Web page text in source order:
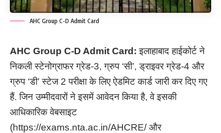
AHC Group C-D Admit Card
AHC Group C-D Admit Card: इलाहाबाद हाईकोर्ट ने
निकली स्टेनोग्राफर ग्रेड-3, ग्रुप ‘सी’, ड्राइवर ग्रेड-4 और
ग्रुप ‘डी’ स्टेज 2 परीक्षा के लिए ऐडमिट कार्ड जारी कर दिए गए
हैं. जिन उम्मीदवारों ने इसमें आवेदन किया है, वे इसकी
आधिकारिक वेबसाइट
(https://exams.nta.ac.in/AHCRE/ और